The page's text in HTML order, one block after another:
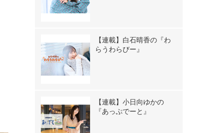
【連載】白石晴香の『わ
らうわらびー』
【連載】小日向ゆかの
『あっぷでーと』